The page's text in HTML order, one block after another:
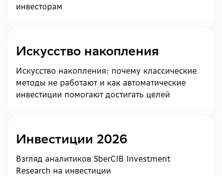
инвесторам
Искусство накопления
Искусство накопления: почему классические
методы не работают и как автоматические
инвестиции помогают достигать целей
Инвестиции 2026
Взгляд аналитиков SberCIB Investment
Research на инвестиции